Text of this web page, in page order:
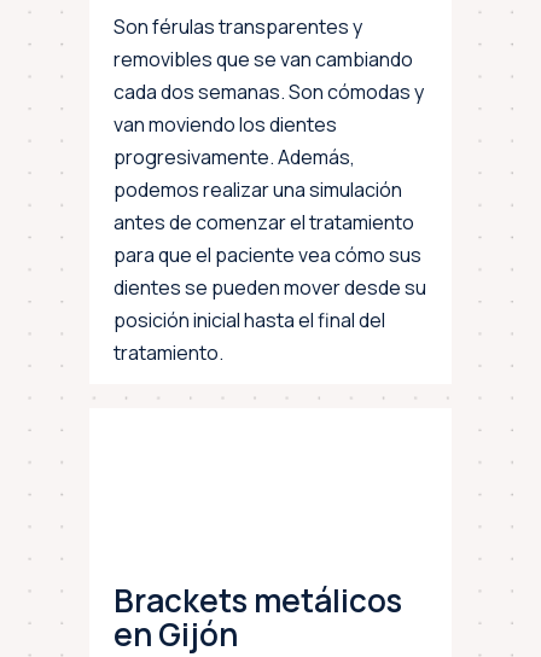
Son férulas transparentes y
removibles que se van cambiando
cada dos semanas. Son cómodas y
van moviendo los dientes
progresivamente. Además,
podemos realizar una simulación
antes de comenzar el tratamiento
para que el paciente vea cómo sus
dientes se pueden mover desde su
posición inicial hasta el final del
tratamiento.
Brackets metálicos
en Gijón